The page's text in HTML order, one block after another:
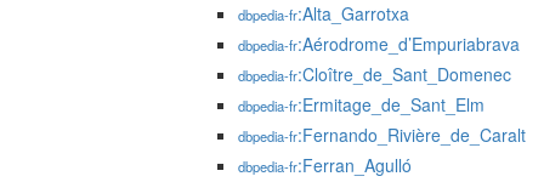
dbpedia-fr:Alta_Garrotxa
dbpedia-fr:Aérodrome_d’Empuriabrava
dbpedia-fr:Cloître_de_Sant_Domenec
dbpedia-fr:Ermitage_de_Sant_Elm
dbpedia-fr:Fernando_Rivière_de_Caralt
dbpedia-fr:Ferran_Agulló